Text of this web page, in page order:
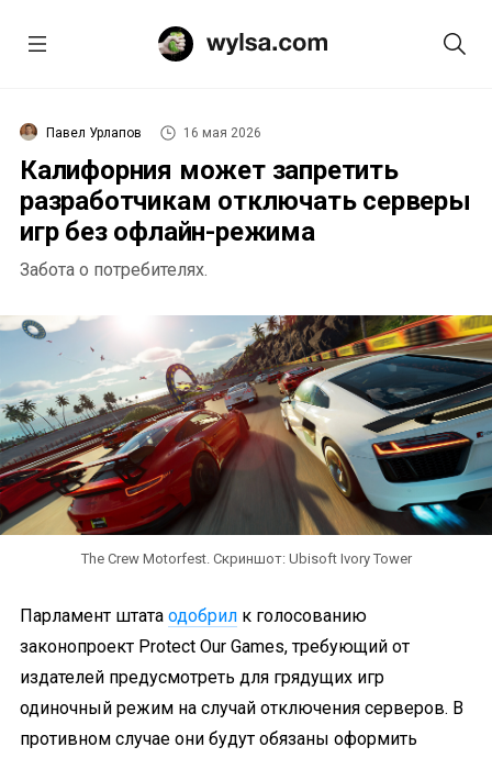
Павел Урлапов 16 мая 2026
Калифорния может запретить
разработчикам отключать серверы
игр без офлайн-режима
Забота о потребителях.
The Crew Motorfest. Скриншот: Ubisoft Ivory Tower
Парламент штата одобрил к голосованию
законопроект Protect Our Games, требующий от
издателей предусмотреть для грядущих игр
одиночный режим на случай отключения серверов. В
противном случае они будут обязаны оформить